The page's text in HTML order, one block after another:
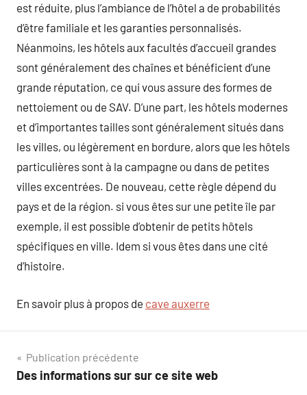
est réduite, plus l’ambiance de l’hôtel a de probabilités
d’être familiale et les garanties personnalisés.
Néanmoins, les hôtels aux facultés d’accueil grandes
sont généralement des chaînes et bénéficient d’une
grande réputation, ce qui vous assure des formes de
nettoiement ou de SAV. D’une part, les hôtels modernes
et d’importantes tailles sont généralement situés dans
les villes, ou légèrement en bordure, alors que les hôtels
particulières sont à la campagne ou dans de petites
villes excentrées. De nouveau, cette règle dépend du
pays et de la région. si vous êtes sur une petite île par
exemple, il est possible d’obtenir de petits hôtels
spécifiques en ville. Idem si vous êtes dans une cité
d’histoire.
En savoir plus à propos de cave auxerre
Navigation
de
Publication précédente
Des informations sur sur ce site web